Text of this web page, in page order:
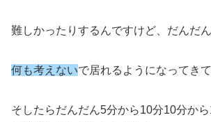
難しかったりするんですけど、だんだ
何も考えないで居れるようになってきて
そしたらだんだん5分から10分10分か